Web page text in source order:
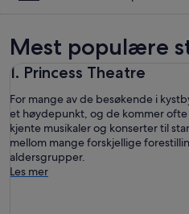
Mest populære
1. Princess Theatre
For mange av de besøkende i
et høydepunkt, og de kommer
kjente musikaler og konserter til
mellom mange forskjellige
aldersgrupper.
Les mer